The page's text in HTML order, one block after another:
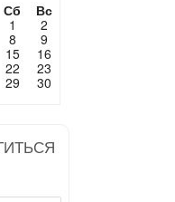
Сб
Вс
1
2
8
9
15
16
22
23
29
30